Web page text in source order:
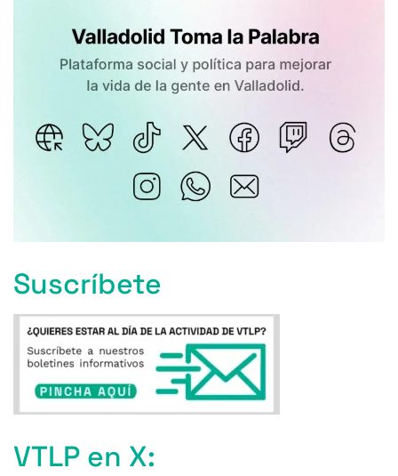
Suscríbete
VTLP en X: